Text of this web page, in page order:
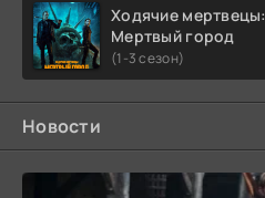
Ходячие мертвецы:
Мертвый город
(1-3 сезон)
Новости